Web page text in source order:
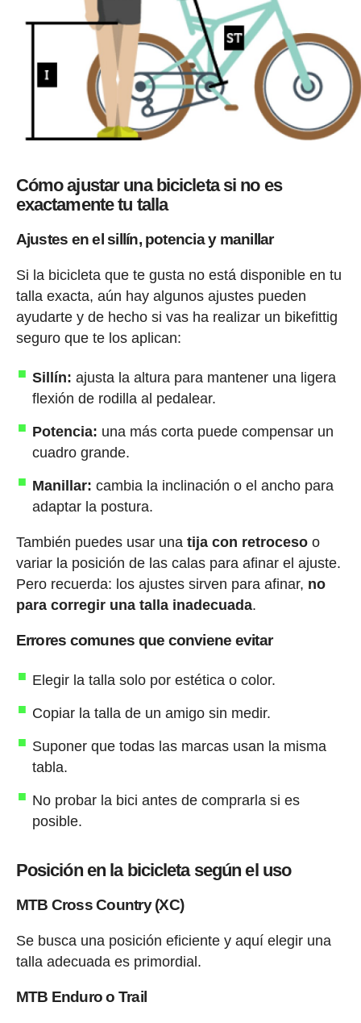
Cómo ajustar una bicicleta si no es
exactamente tu talla
Ajustes en el sillín, potencia y manillar
Si la bicicleta que te gusta no está disponible en tu
talla exacta, aún hay algunos ajustes pueden
ayudarte y de hecho si vas ha realizar un bikefittig
seguro que te los aplican:
Sillín: ajusta la altura para mantener una ligera
flexión de rodilla al pedalear.
Potencia: una más corta puede compensar un
cuadro grande.
Manillar: cambia la inclinación o el ancho para
adaptar la postura.
También puedes usar una tija con retrocesoo
variar la posición de las calas para afinar el ajuste.
Pero recuerda: los ajustes sirven para afinar, no
para corregir una talla inadecuada.
Errores comunes que conviene evitar
Elegir la talla solo por estética o color.
Copiar la talla de un amigo sin medir.
Suponer que todas las marcas usan la misma
tabla.
No probar la bici antes de comprarla si es
posible.
Posición en la bicicleta según el uso
MTB Cross Country (XC)
Se busca una posición eficiente y aquí elegir una
talla adecuada es primordial.
MTB Enduro o Trail